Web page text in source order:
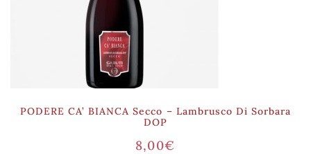
PODERE CA’ BIANCA Secco – Lambrusco Di Sorbara
DOP
8,00€